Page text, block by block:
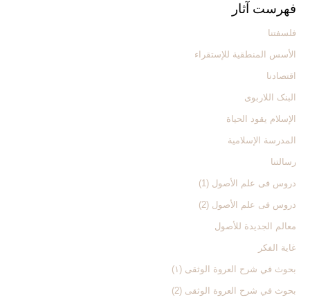
فهرست آثار
فلسفتنا
الأسس المنطقیة للإستقراء
اقتصادنا
البنک اللاربوی
الإسلام یقود الحیاة
المدرسة الإسلامیة
رسالتنا
دروس فی علم الأصول (1)
دروس فی علم الأصول (2)
معالم الجدیدة للأصول
غایة الفکر
بحوث في شرح العروة الوثقی (۱)
بحوث في شرح العروة الوثقی (2)